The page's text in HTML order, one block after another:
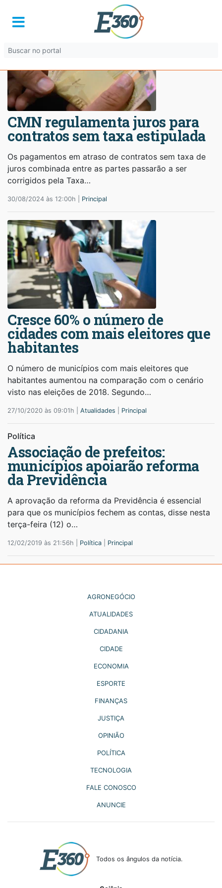
CMN regulamenta juros para
contratos sem taxa estipulada
Os pagamentos em atraso de contratos sem taxa de
juros combinada entre as partes passarão a ser
corrigidos pela Taxa…
30/08/2024 às 12:00h | Principal
Cresce 60% o número de
cidades com mais eleitores que
habitantes
O número de municípios com mais eleitores que
habitantes aumentou na comparação com o cenário
visto nas eleições de 2018. Segundo…
27/10/2020 às 09:01h | Atualidades Principal
Política
Associação de prefeitos:
municípios apoiarão reforma
da Previdência
A aprovação da reforma da Previdência é essencial
para que os municípios fechem as contas, disse nesta
terça-feira (12) o…
12/02/2019 às 21:56h | Política Principal
AGRONEGÓCIO
ATUALIDADES
CIDADANIA
CIDADE
ECONOMIA
ESPORTE
FINANÇAS
JUSTIÇA
OPINIÃO
POLÍTICA
TECNOLOGIA
FALE CONOSCO
ANUNCIE
Todos os ângulos da notícia.